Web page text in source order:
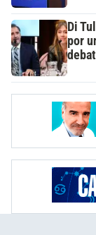
Di
por